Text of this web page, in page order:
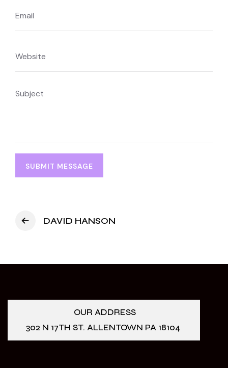
DAVID HANSON
OUR ADDRESS
302 N 17TH ST. ALLENTOWN PA 18104